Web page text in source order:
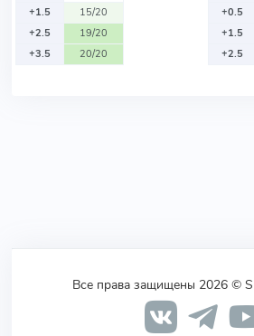
+1.5
15/20
+2.5
19/20
+3.5
20/20
+0.5
+1.5
+2.5
Все права защищены 2026 ©